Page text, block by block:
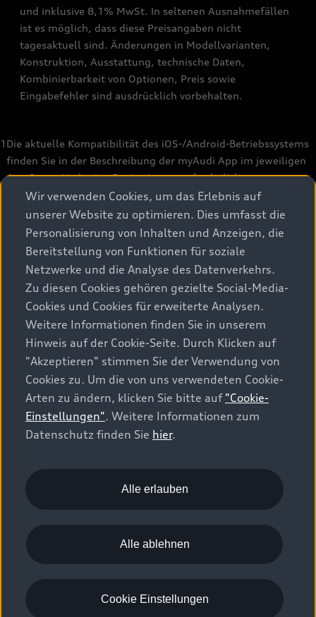
und inklusive 8,1% MwSt. In seltenen Ausnahmefällen
ist es möglich, dass diese Preisangaben nicht
tagesaktuell sind. Änderungen in Modellvarianten,
Konstruktion, Ausstattung, technische Daten,
Kombinierbarkeit von Optionen, Preis sowie
Eingabefehler sind ausdrücklich vorbehalten.
1 Die aktuelle Kompatibilität des iOS-/Android-Betriebssystems
finden Sie in der Beschreibung der myAudi App im jeweiligen
App Store. Vorherige Registrierung erforderlich.
Authentifikation bei unserem Mobilfunkpartner notwendig.
Hierfür kommt ein separater Vertrag zwischen dem
Mobilfunkpartner und Ihnen zustande. Die Laufzeit der Pakete
ist abhängig von Ihrem Fahrzeug. Die Verfügbarkeit des
Datenpakets ist länderabhängig. Weitere Informationen
erhalten Sie im FAQ-Bereich, bei Ihrem Audi Partner oder über
die myAudi App.
aufpreispflichtig sein und sind abhängig vom Fahrzeugmodell,
Fahrzeugalter und gewählter Ausstattung. Funktionsumfänge
und Sprachenverfügbarkeit sind zudem länderabhängig.
Weitere Informationen zu den digitalen Diensten erhalten Sie
auf der Audi Webseite (audi.ch), auf den jeweiligen
Partner, über die myAudi App oder im Audi Konfigurator.
Die dargestellten Funktionen und Services sind abhängig vom
Funktionsumfänge und Sprachenverfügbarkeit sind zudem
länderabhängig. Weitere Informationen zu den digitalen
Diensten erhalten Sie auf der Audi Webseite (audi.ch), auf den
jeweiligen Detailseiten der genannten Funktionen, bei Ihrem
Audi Partner, über die myAudi App oder im Audi Konfigurator.
Wir verwenden Cookies, um das Erlebnis auf
unserer Website zu optimieren. Dies umfasst die
Personalisierung von Inhalten und Anzeigen, die
Bereitstellung von Funktionen für soziale
Netzwerke und die Analyse des Datenverkehrs.
Zu diesen Cookies gehören gezielte Social-Media-
Cookies und Cookies für erweiterte Analysen.
Weitere Informationen finden Sie in unserem
Hinweis auf der Cookie-Seite. Durch Klicken auf
"Akzeptieren" stimmen Sie der Verwendung von
Cookies zu. Um die von uns verwendeten Cookie-
Arten zu ändern, klicken Sie bitte auf "Cookie-
Einstellungen". Weitere Informationen zum
Datenschutz finden Sie hier.
Alle erlauben
Alle ablehnen
Cookie Einstellungen